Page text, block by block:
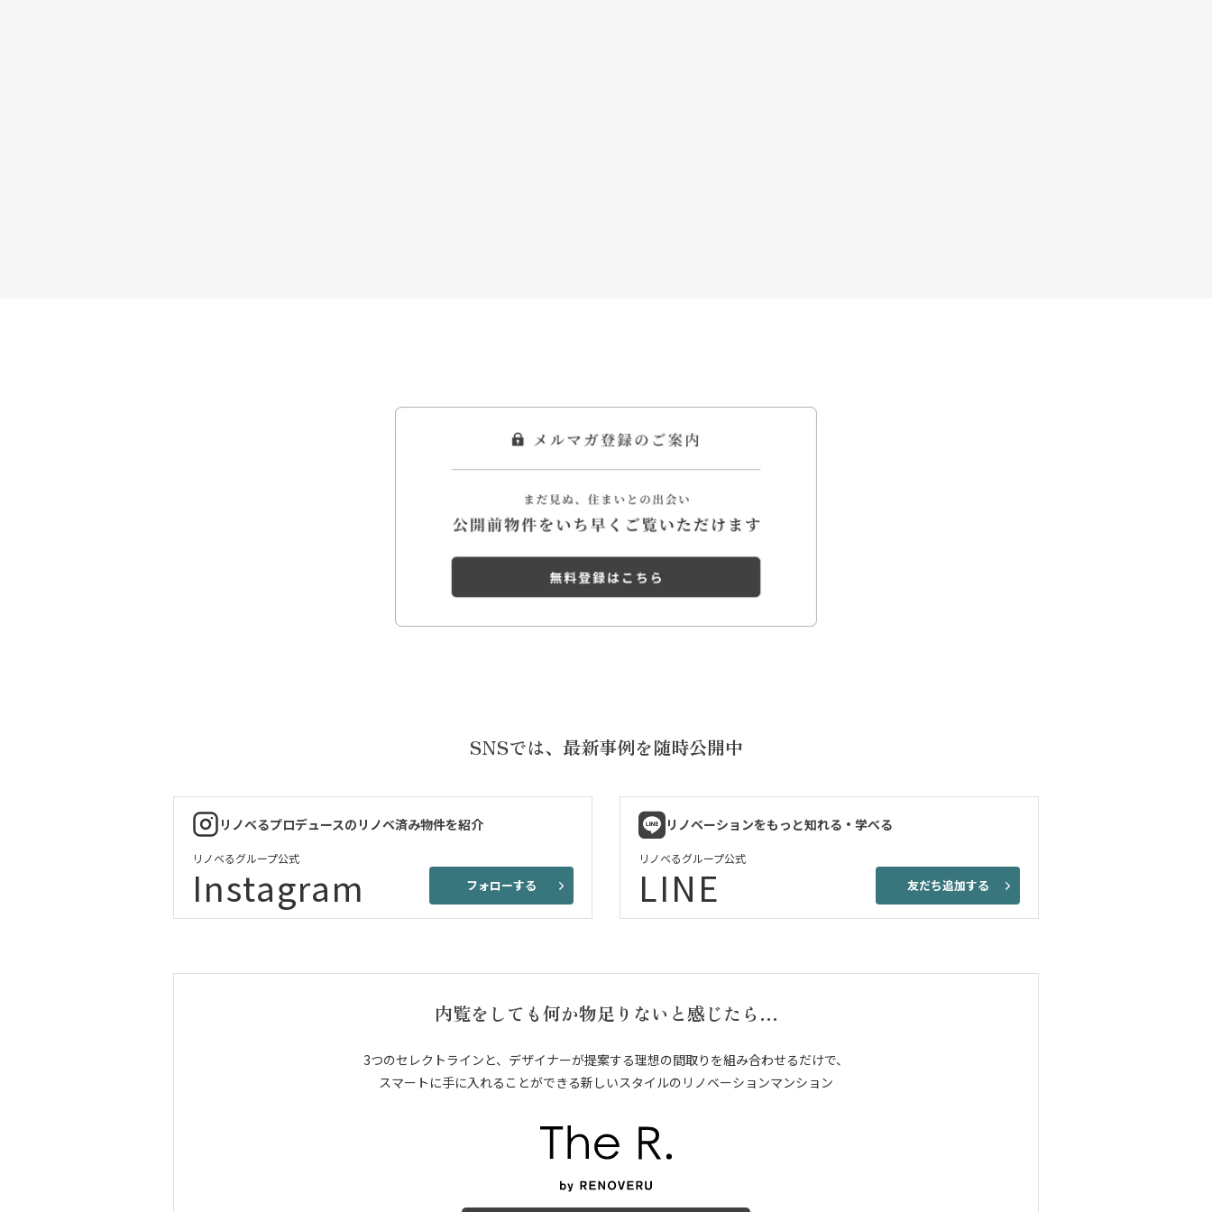
SNSでは、 最新事例を随時公開中
リノベるプロデュースのリノベ済み物件を紹介
リノベるグループ公式
Instagram フォローする
リノベーションをもっと知れる・学べる
リノベるグループ公式
LINE 友だち追加する
内覧をしても何か物足りないと感じたら…
3つのセレクトラインと、デザイナーが提案する理想の間取りを組み合わせるだけで、
スマートに手に入れることができる新しいスタイルのリノベーションマンション